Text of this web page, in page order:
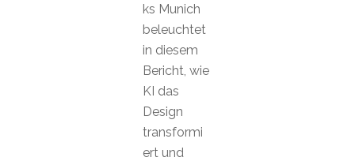
ks Munich
beleuchtet
in diesem
Bericht, wie
KI das
Design
transformi
ert und